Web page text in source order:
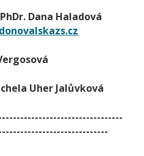
Dana Haladová
Uher Jalůvková